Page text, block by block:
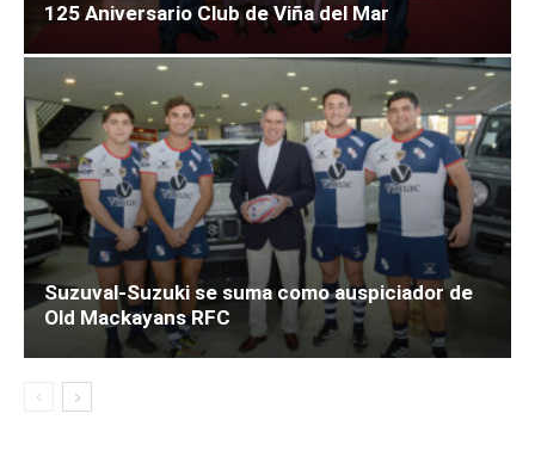
125 Aniversario Club de Viña del Mar
Suzuval-Suzuki se suma como auspiciador de
Old Mackayans RFC